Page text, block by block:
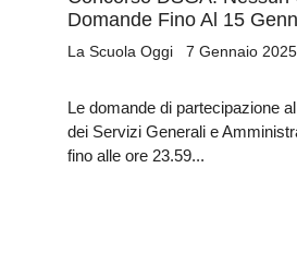
Domande Fino Al 15
La Scuola Oggi 7 Gennaio 2025
Le domande di partecipazione
dei Servizi Generali e
fino alle ore 23.59...